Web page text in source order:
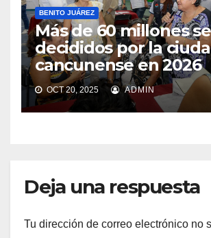
BENITO JUÁREZ
Más de 60 millones
decididos por la
cancunense en 2026
OCT 20, 2025 ADMIN
Deja una respuesta
Tu dirección de correo electrónico no